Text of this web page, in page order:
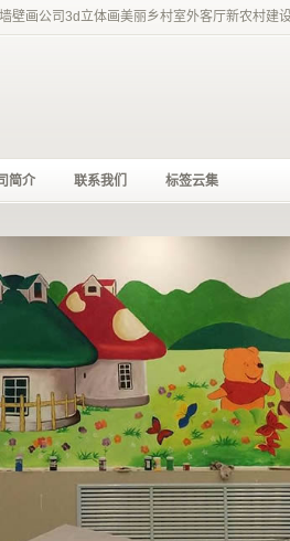
画公司3d立体画美丽乡村室外客厅新农村建
简介 联系我们 标签云集